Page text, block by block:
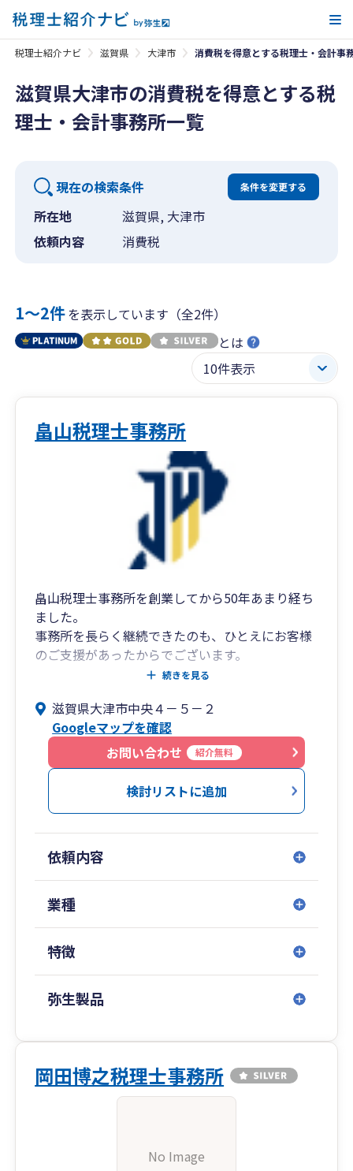
税理士紹介ナビ 滋賀県 大津市 消費税を得意とする税理士・会計事
滋賀県大津市の消費税を得意とする税
理士・会計事務所一覧
現在の検索条件 条件を変更する
所在地
滋賀県, 大津市
依頼内容
消費税
1〜2件を表示しています（全2件）
とは
畠山税理士事務所
畠山税理士事務所を創業してから50年あまり経ち
ました。
事務所を長らく継続できたのも、ひとえにお客様
のご支援があったからでございます。
当事務所では、お客様とコミュニケーションを密
でありたいといった想いを胸に、日々仕事に取り
組んでいます。
引き続き「よき相談相手」に選んでいただいて、
祖父の代から始まった畠山税理士事務所を100年
企業に成長させたいと存じます。
続きを見る
滋賀県大津市中央４－５－２
Googleマップを確認
お問い合わせ
紹介無料
検討リストに追加
依頼内容
業種
特徴
弥生製品
岡田博之税理士事務所
No Image